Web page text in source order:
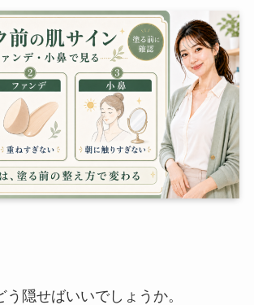
隠せばいいでしょうか。